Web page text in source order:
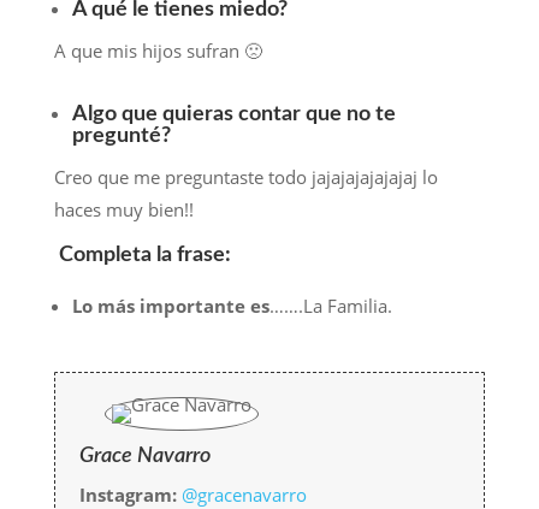
A qué le tienes miedo?
A que mis hijos sufran 🙁
Algo que quieras contar que no te
pregunté?
Creo que me preguntaste todo jajajajajajajaj lo
haces muy bien!!
Completa la frase:
Lo más importante es…….La Familia.
Grace Navarro
Instagram: @gracenavarro